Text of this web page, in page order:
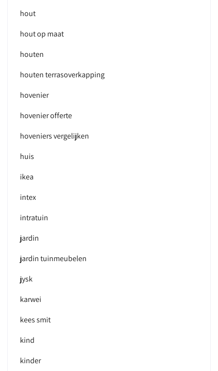
hout
hout op maat
houten
houten terrasoverkapping
hovenier
hovenier offerte
hoveniers vergelijken
huis
ikea
intex
intratuin
jardin
jardin tuinmeubelen
jysk
karwei
kees smit
kind
kinder